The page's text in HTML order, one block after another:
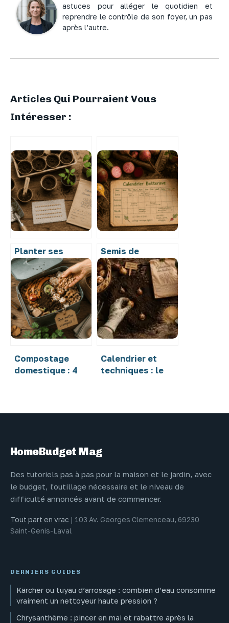
astuces pour alléger le quotidien et
reprendre le contrôle de son foyer, un pas
après l’autre.
Articles Qui Pourraient Vous
Intéresser :
Planter ses
tomates cerises :
le calendrier
précis pour
réussir vos
récoltes
Semis de
betterave : 10°C
au sol et 3
astuces pour
éviter la montée
en graine
Compostage
domestique : 4
Calendrier et
techniques : le
HomeBudget Mag
Des tutoriels pas à pas pour la maison et le jardin, avec
le budget, l'outillage nécessaire et le niveau de
difficulté annoncés avant de commencer.
Tout part en vrac | 103 Av. Georges Clemenceau, 69230
Saint-Genis-Laval
DERNIERS GUIDES
Kärcher ou tuyau d’arrosage : combien d’eau consomme
vraiment un nettoyeur haute pression ?
Chrysanthème : pincer en mai et rabattre après la